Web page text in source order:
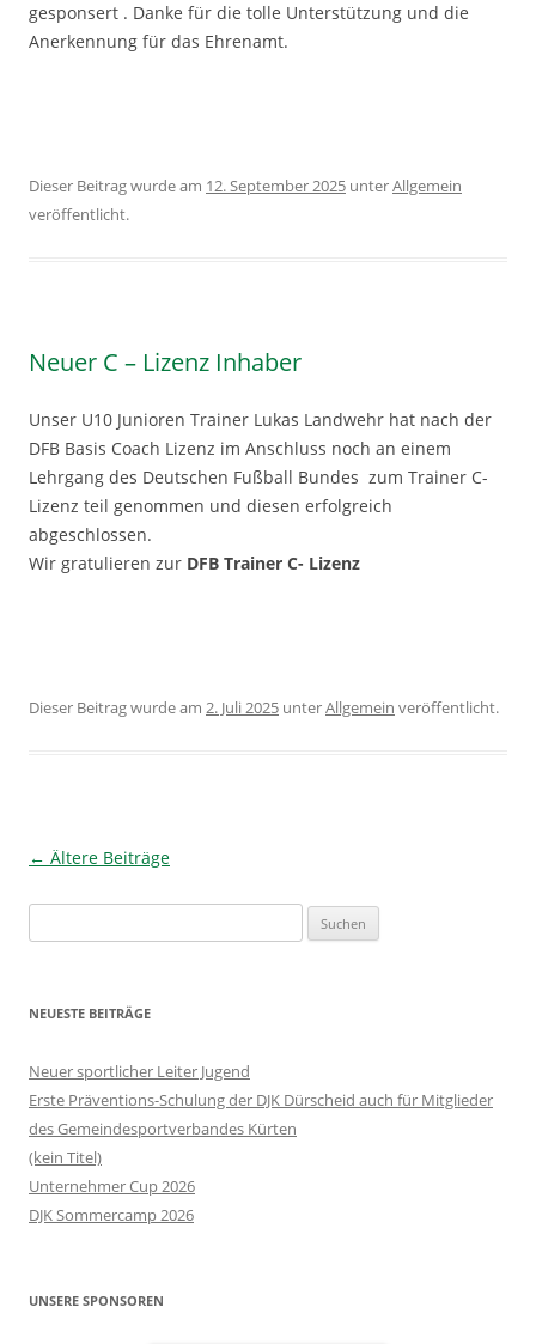
gesponsert . Danke für die tolle Unterstützung und die
Anerkennung für das Ehrenamt.
Dieser Beitrag wurde am 12. September 2025 unterAllgemein
veröffentlicht.
Neuer C – Lizenz Inhaber
Unser U10 Junioren Trainer Lukas Landwehr hat nach der
DFB Basis Coach Lizenz im Anschluss noch an einem
Lehrgang des Deutschen Fußball Bundes zum Trainer C-
Lizenz teil genommen und diesen erfolgreich
abgeschlossen.
Wir gratulieren zur DFB Trainer C- Lizenz
Dieser Beitrag wurde am 2. Juli 2025 unterAllgemein veröffentlicht.
Beitrags-
← Ältere Beiträge
nach:
NEUESTE BEITRÄGE
Neuer sportlicher Leiter Jugend
Erste Präventions-Schulung der DJK Dürscheid auch für Mitglieder
des Gemeindesportverbandes Kürten
(kein Titel)
Unternehmer Cup 2026
DJK Sommercamp 2026
UNSERE SPONSOREN